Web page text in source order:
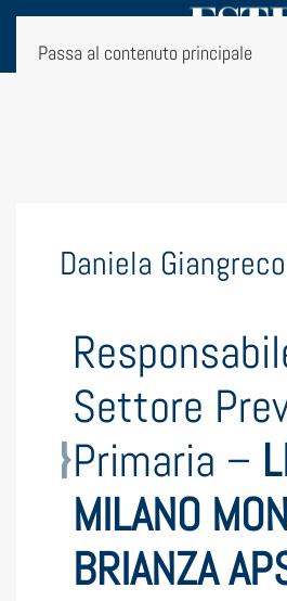
Passa al contenuto principale
Daniela Giangreco
Settore
Primaria –
MILANO
BRIANZA